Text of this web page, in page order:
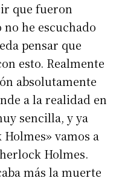
que fueron
he escuchado
pensar que
esto. Realmente
absolutamente
a la realidad en
sencilla, y ya
vamos a
Holmes.
más la muerte